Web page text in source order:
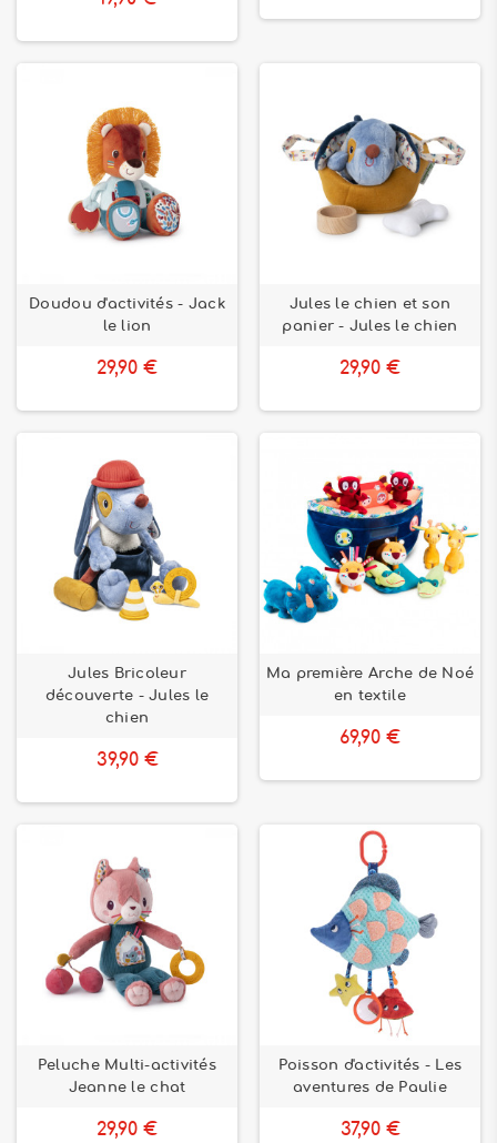
Doudou d'activités - Jack
le lion
29,90 €
Jules le chien et son
panier - Jules le chien
29,90 €
Jules Bricoleur
découverte - Jules le
chien
39,90 €
Ma première Arche de Noé
en textile
69,90 €
Peluche Multi-activités
Jeanne le chat
29,90 €
Poisson d'activités - Les
aventures de Paulie
37,90 €